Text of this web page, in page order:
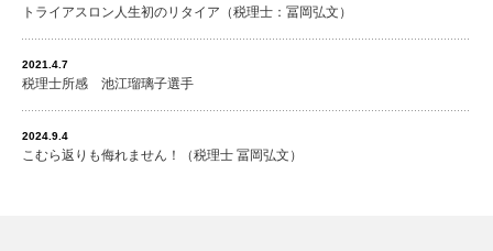
トライアスロン人生初のリタイア（税理士：冨岡弘文）
2021.4.7
税理士所感 池江瑠璃子選手
2024.9.4
こむら返りも侮れません！（税理士 冨岡弘文）